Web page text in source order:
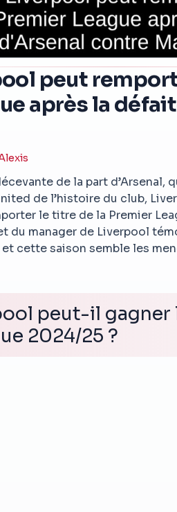
peut
après la
de la part d’Arsenal,
de l’histoire du club,
le titre de la Premier
du manager de Liverpool
cette saison semble les
peut-il gagner
2024/25 ?